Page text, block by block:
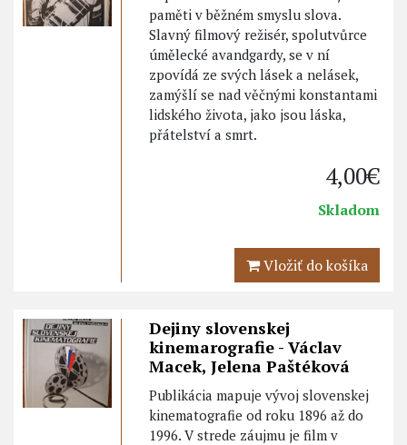
paměti v běžném smyslu slova.
Slavný filmový režisér, spolutvůrce
úmělecké avandgardy, se v ní
zpovídá ze svých lásek a nelásek,
zamýšlí se nad věčnými konstantami
lidského života, jako jsou láska,
přátelství a smrt.
4,00€
Skladom
Vložiť do košíka
Dejiny slovenskej
kinemarografie - Václav
Macek, Jelena Paštéková
Publikácia mapuje vývoj slovenskej
kinematografie od roku 1896 až do
1996. V strede záujmu je film v